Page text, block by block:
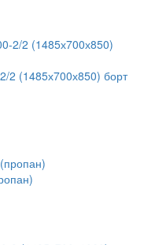
2 (1485х700х850) борт